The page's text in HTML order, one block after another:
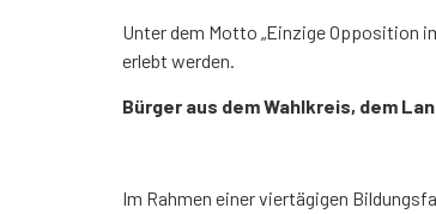
Unter dem Motto „Einzige Opposition
erlebt werden.
Bürger aus dem Wahlkreis, dem
Im Rahmen einer viertägigen